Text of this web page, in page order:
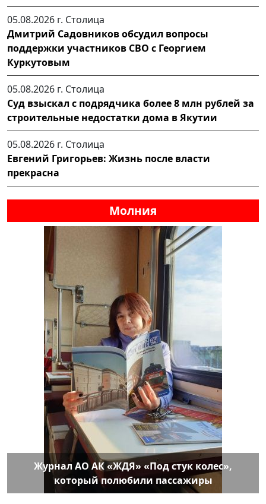
05.08.2026 г. Столица
Дмитрий Садовников обсудил вопросы
поддержки участников СВО с Георгием
Куркутовым
05.08.2026 г. Столица
Суд взыскал с подрядчика более 8 млн рублей за
строительные недостатки дома в Якутии
05.08.2026 г. Столица
Евгений Григорьев: Жизнь после власти
прекрасна
Молния
Журнал АО АК «ЖДЯ» «Под стук колес»,
который полюбили пассажиры